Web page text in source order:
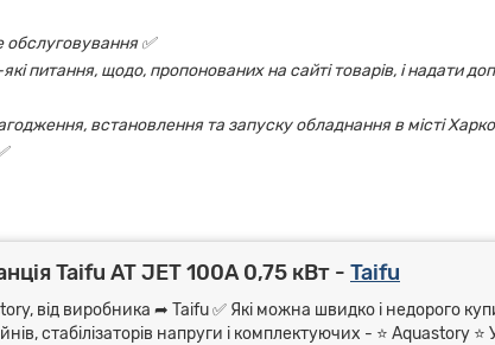
обслуговування ✅
питання, щодо, пропонованих на сайті товарів, і надати
встановлення та запуску обладнання в місті
Taifu AT JET 100А 0,75 кВт - Taifu
від виробника ➦ Taifu ✅ Які можна швидко і недорого
стабілізаторів напруги і комплектуючих - ⭐ Aquastory